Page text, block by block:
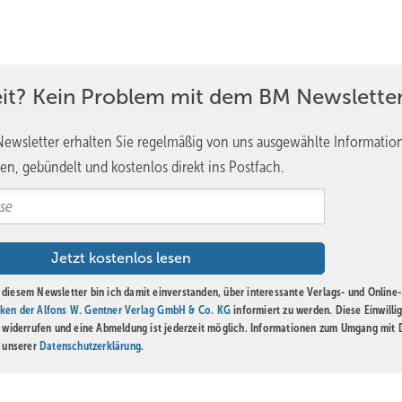
verwendet. Es unterscheidet sich grundlegend von
über 200 t des Metalls von Leicester nach
wird mit ­feuchten Sandmischungen bedeckt und sorgfältig
bei 327,5 °C. Das Blei wird in großen Kesseln auf den zum Guss
erhitzt.
Sandbett gegossen. Noch bevor es aushärtet, wird das Material
auf die gewünschte Dicke von 3,5 mm abgezogen und geglättet.
für diese Art der Bleiherstellung ist die markante
die Bleiplatte zugeschnitten und für die Weiterverarbeitung
Kein Problem mit dem BM
erhalten Sie regelmäßig von uns ausgewählte
gebündelt und kostenlos direkt ins Postfach.
diesem Newsletter bin ich damit einverstanden, über interessante Verlags- und Online-
der Alfons W. Gentner Verlag GmbH & Co. KG informiert zu werden. Diese
und eine Abmeldung ist jederzeit möglich. Informationen zum Umgang mit
Datenschutzerklärung.